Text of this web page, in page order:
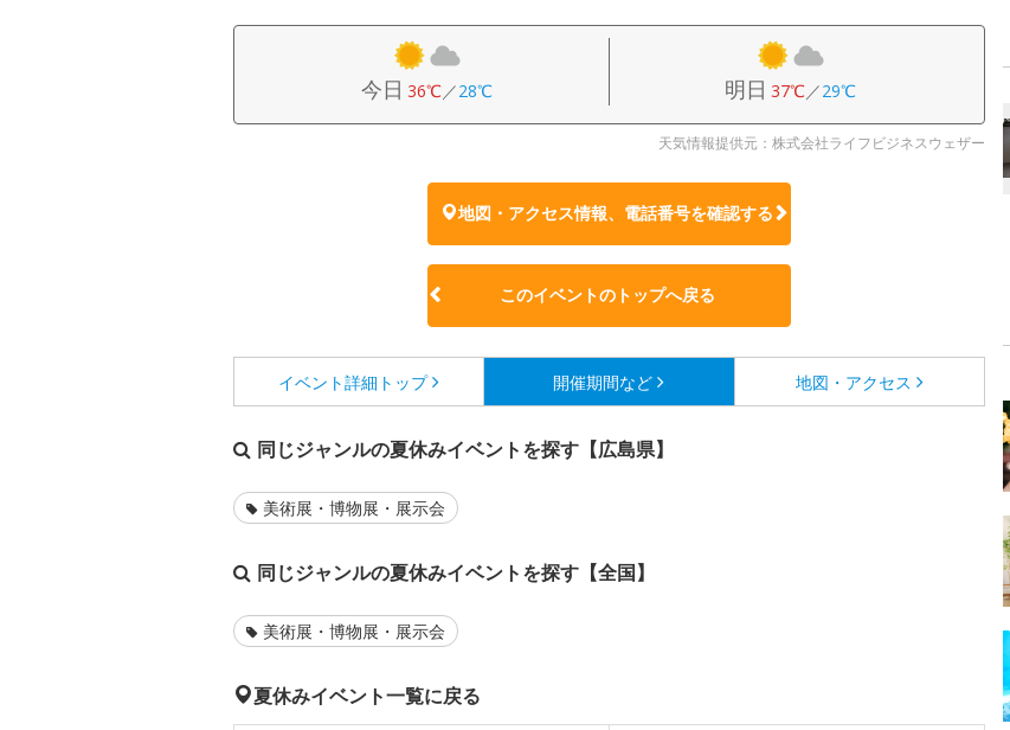
今日 36℃／28℃ 明日 37℃／29℃
天気情報提供元：株式会社ライフビジネスウェザー
地図・アクセス情報、電話番号を確認する
このイベントのトップへ戻る
イベント詳細 トップ 開催期間など 地図・アクセス
同じジャンルの夏休みイベントを探す【広島県】
美術展・博物展・展示会
同じジャンルの夏休みイベントを探す【全国】
美術展・博物展・展示会
夏休みイベント一覧に戻る